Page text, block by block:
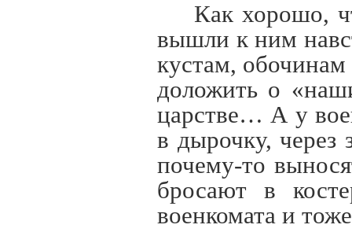
Как хорошо,
вышли к ним
кустам, обочинам
доложить о
царстве… А у
в дырочку,
почему-то
бросают в
военкомата и